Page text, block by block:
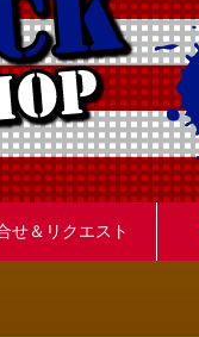
せ＆リクエスト